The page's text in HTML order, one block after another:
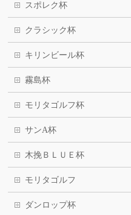
スポレク杯
クラシック杯
キリンビール杯
霧島杯
モリタゴルフ杯
サンA杯
木挽ＢＬＵＥ杯
モリタゴルフ
ダンロップ杯